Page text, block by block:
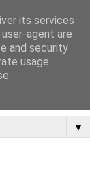
▼
its services
agent are
and security
usage